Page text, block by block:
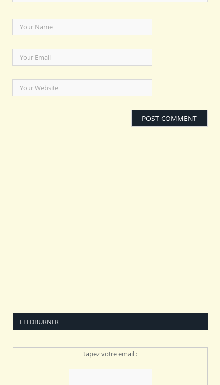
FEEDBURNER
tapez votre email :